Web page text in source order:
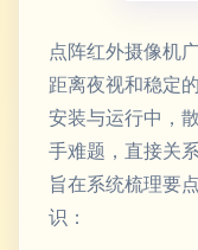
点阵红外摄像机
距离夜视和稳定
安装与运行中，
手难题，直接关
旨在系统梳理要
识：